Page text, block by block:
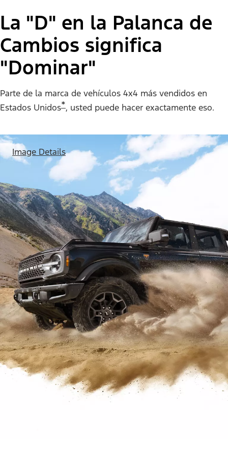
La "D" en la Palanca de
Cambios significa
"Dominar"
Parte de la marca de vehículos 4x4 más vendidos en
Estados Unidos*, usted puede hacer exactamente eso.
Image Details